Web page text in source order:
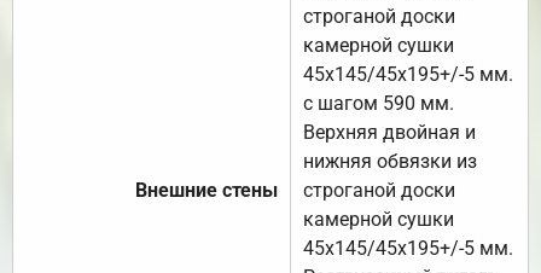
Внешние стены
строганой доски
камерной сушки
45х145/45х195+/-5 мм.
с шагом 590 мм.
Верхняя двойная и
нижняя обвязки из
строганой доски
камерной сушки
45х145/45х195+/-5 мм.